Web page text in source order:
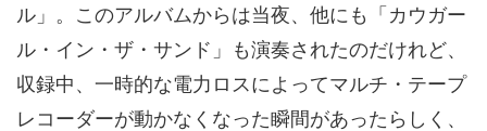
ル」。このアルバムからは当夜、他にも「カウガー
ル・イン・ザ・サンド」も演奏されたのだけれど、
収録中、一時的な電力ロスによってマルチ・テープ
レコーダーが動かなくなった瞬間があったらしく、